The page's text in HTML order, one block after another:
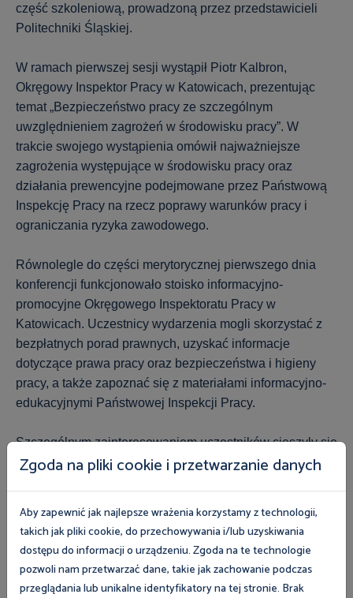
część szkoleniową, prowadzoną przez przedstawicieli
Politechniki Śląskiej.
W ramach pierwszej sesji wystąpił Piotr Kalbron,
Okręgowy Inspektor Pracy w Katowicach, prezentując
temat „Bezpieczeństwo pracy ze szczególnym
uwzględnieniem zagrożeń w środowisku pracy”. W
trakcie swojego wystąpienia omówił najważniejsze
zagrożenia występujące w środowisku pracy oraz
działania prewencyjne podejmowane przez Państwową
Inspekcję Pracy na rzecz poprawy warunków pracy i
ograniczania ryzyka zawodowego.
Równolegle do części merytorycznej pierwszego dnia
konferencji funkcjonowało stoisko informacyjno-
promocyjne Okręgowego Inspektoratu Pracy w
Katowicach. Uczestnicy wydarzenia mogli skorzystać z
bezpłatnych porad prawnych, uzyskać informacje
dotyczące prawa pracy oraz bezpieczeństwa i higieny
pracy, a także zapoznać się z materiałami informacyjno-
edukacyjnymi Państwowej Inspekcji Pracy.
Szczególnym zainteresowaniem uczestników cieszyły się
warsztaty z zakresu pierwszej pomocy z wykorzystaniem
Konferencja stanowiła cenną platformę wymiany
doświadczeń pomiędzy przedstawicielami nauki,
Zgoda na pliki cookie i przetwarzanie danych
Aby zapewnić jak najlepsze wrażenia korzystamy z technologii,
takich jak pliki cookie, do przechowywania i/lub uzyskiwania
dostępu do informacji o urządzeniu. Zgoda na te technologie
pozwoli nam przetwarzać dane, takie jak zachowanie podczas
przeglądania lub unikalne identyfikatory na tej stronie. Brak